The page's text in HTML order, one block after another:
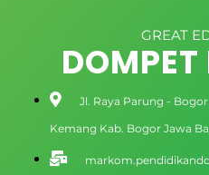
GREAT
Jl. Raya Parung -
Kemang Kab. Bogor Jawa